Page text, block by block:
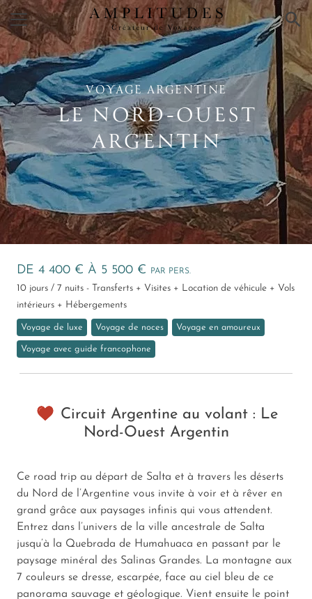
×
VOYAGE ARGENTINE
LE NORD‑OUEST
ARGENTIN
DE 4 400 € À 5 500 € PAR PERS.
10 jours / 7 nuits - Transferts + Visites + Location de véhicule + Vols
intérieurs + Hébergements
Voyage de luxe Voyage de noces Voyage en amoureux
Voyage avec guide francophone
Circuit Argentine au volant : Le
Nord-Ouest Argentin
Ce road trip au départ de Salta et à travers les déserts
du Nord de l’Argentine vous invite à voir et à rêver en
grand grâce aux paysages infinis qui vous attendent.
Entrez dans l’univers de la ville ancestrale de Salta
jusqu’à la Quebrada de Humahuaca en passant par le
paysage minéral des Salinas Grandes. La montagne aux
7 couleurs se dresse, escarpée, face au ciel bleu de ce
panorama sauvage et géologique. Vient ensuite le point